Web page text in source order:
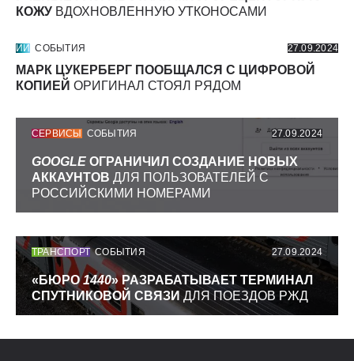
КОЖУ ВДОХНОВЛЕННУЮ УТКОНОСАМИ
ИИ СОБЫТИЯ 27.09.2024
МАРК ЦУКЕРБЕРГ ПООБЩАЛСЯ С ЦИФРОВОЙ
КОПИЕЙ ОРИГИНАЛ СТОЯЛ РЯДОМ
СЕРВИСЫ СОБЫТИЯ 27.09.2024
GOOGLE ОГРАНИЧИЛ СОЗДАНИЕ НОВЫХ
АККАУНТОВ ДЛЯ ПОЛЬЗОВАТЕЛЕЙ С
РОССИЙСКИМИ НОМЕРАМИ
ТРАНСПОРТ СОБЫТИЯ 27.09.2024
«БЮРО1440» РАЗРАБАТЫВАЕТ ТЕРМИНАЛ
СПУТНИКОВОЙ СВЯЗИ ДЛЯ ПОЕЗДОВ РЖД